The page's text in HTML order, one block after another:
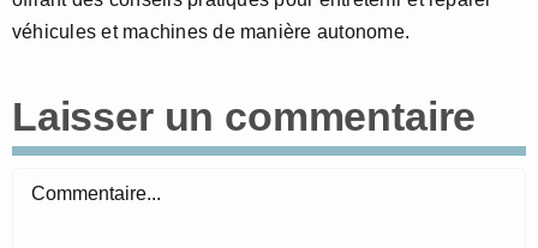
véhicules et machines de manière autonome.
Laisser un commentaire
Commentaire